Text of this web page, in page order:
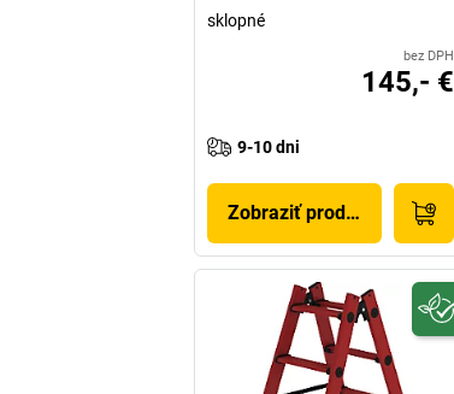
sklopné
bez DPH
145,- €
9-10 dni
Zobraziť produkt